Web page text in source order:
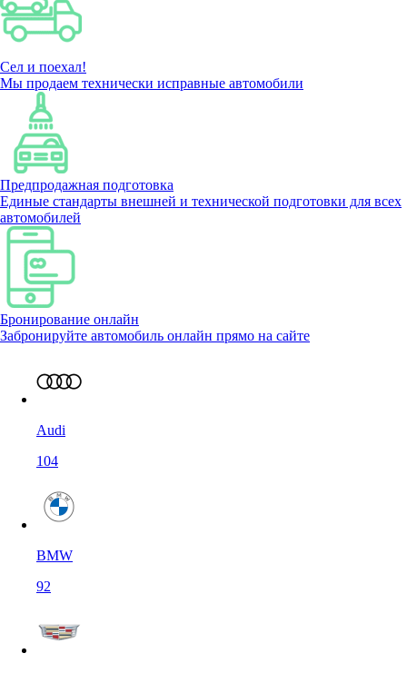
Сел и поехал!
Мы продаем технически исправные автомобили
Предпродажная подготовка
Единые стандарты внешней и технической подготовки для всех
автомобилей
Бронирование онлайн
Забронируйте автомобиль онлайн прямо на сайте
Audi
104
BMW
92